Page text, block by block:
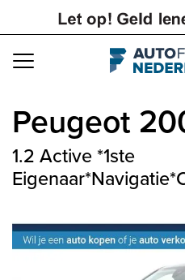
Navigation
Peugeot
1.2 Active *1ste